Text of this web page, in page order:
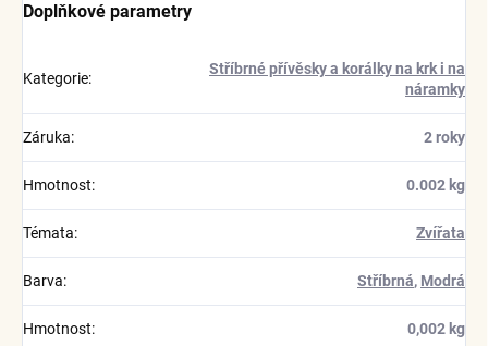
Doplňkové parametry
Kategorie:
Stříbrné přívěsky a korálky na krk i na
náramky
Záruka: 2 roky
Hmotnost: 0.002 kg
Témata: Zvířata
Barva: Stříbrná, Modrá
Hmotnost: 0,002 kg